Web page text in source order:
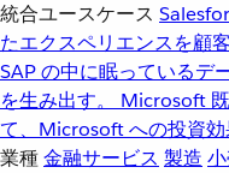
統合ユースケース
たエクスペリエンスを顧
SAP の中に眠っているデ
を生み出す。
Microsoft
て、Microsoft への投資効
業種金融サービス 製造